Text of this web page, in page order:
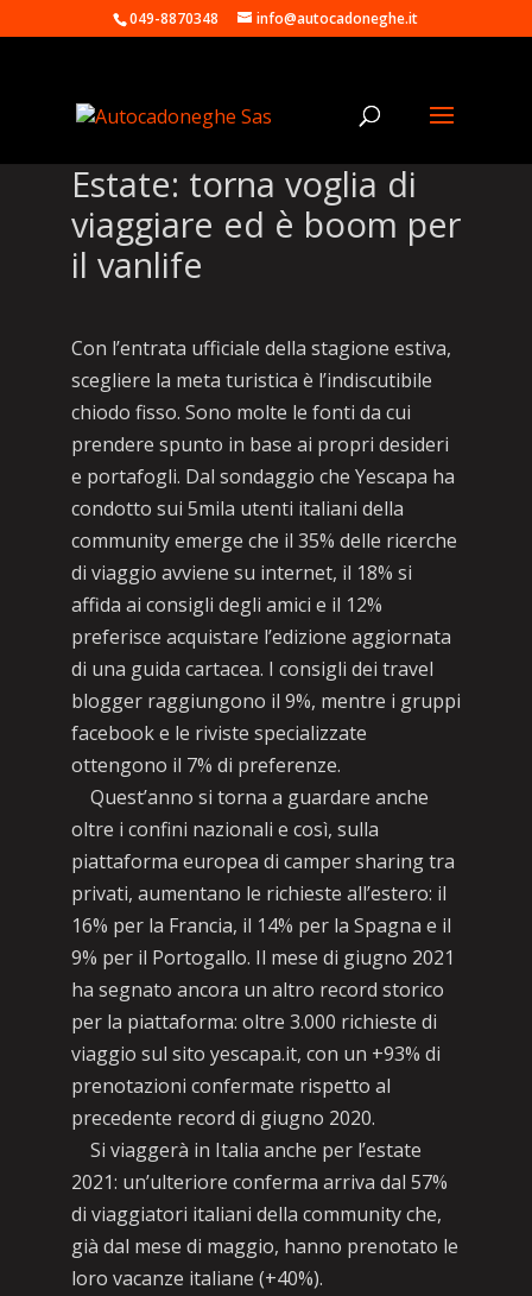
049-8870348 info@autocadoneghe.it
Estate: torna voglia di
viaggiare ed è boom per
il vanlife
Con l’entrata ufficiale della stagione estiva,
scegliere la meta turistica è l’indiscutibile
chiodo fisso. Sono molte le fonti da cui
prendere spunto in base ai propri desideri
e portafogli. Dal sondaggio che Yescapa ha
condotto sui 5mila utenti italiani della
community emerge che il 35% delle ricerche
di viaggio avviene su internet, il 18% si
affida ai consigli degli amici e il 12%
preferisce acquistare l’edizione aggiornata
di una guida cartacea. I consigli dei travel
blogger raggiungono il 9%, mentre i gruppi
facebook e le riviste specializzate
ottengono il 7% di preferenze.
Quest’anno si torna a guardare anche
oltre i confini nazionali e così, sulla
piattaforma europea di camper sharing tra
privati, aumentano le richieste all’estero: il
16% per la Francia, il 14% per la Spagna e il
9% per il Portogallo. Il mese di giugno 2021
ha segnato ancora un altro record storico
per la piattaforma: oltre 3.000 richieste di
viaggio sul sito yescapa.it, con un +93% di
prenotazioni confermate rispetto al
precedente record di giugno 2020.
Si viaggerà in Italia anche per l’estate
2021: un’ulteriore conferma arriva dal 57%
di viaggiatori italiani della community che,
già dal mese di maggio, hanno prenotato le
loro vacanze italiane (+40%).